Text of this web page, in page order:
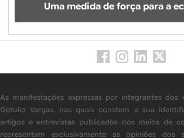
Uma medida de força para a
As manifestações expressas por integrantes dos
Getulio Vargas, nas quais constem a sua
artigos e entrevistas publicados nos meios de
representam exclusivamente as opiniões